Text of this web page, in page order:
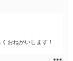
おねがいします！